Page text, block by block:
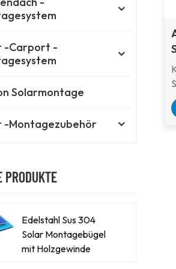
-Carport -
Solarmontage
-Montagezubehör
PRODUKTE
Edelstahl Sus 304
Solar Montagebügel
mit Holzgewinde